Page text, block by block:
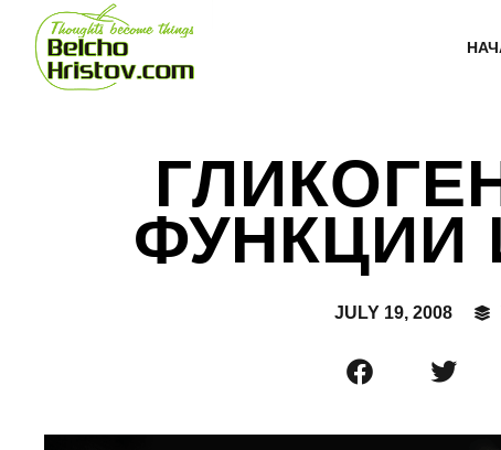
ФУНКЦИИ
JULY 19, 2008